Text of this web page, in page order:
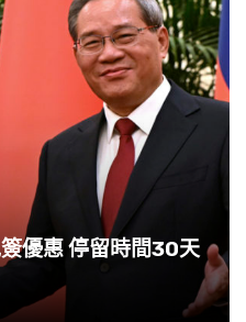
優惠 停留時間30天